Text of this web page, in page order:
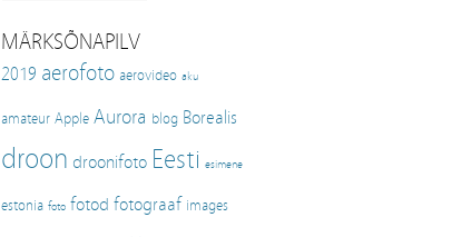
MÄRKSÕNAPILV
2019 aerofoto aerovideo aku
amateur Apple Aurora blog Borealis
droon droonifoto Eesti esimene
estonia foto fotod fotograaf images